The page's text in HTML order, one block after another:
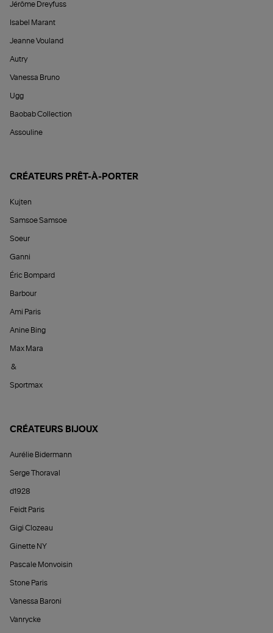
Jérôme Dreyfuss
Isabel Marant
Jeanne Vouland
Autry
Vanessa Bruno
Ugg
Baobab Collection
Assouline
CRÉATEURS PRÊT-À-PORTER
Kujten
Samsoe Samsoe
Soeur
Ganni
Éric Bompard
Barbour
Ami Paris
Anine Bing
Max Mara
&
Sportmax
CRÉATEURS BIJOUX
Aurélie Bidermann
Serge Thoraval
d1928
Feidt Paris
Gigi Clozeau
Ginette NY
Pascale Monvoisin
Stone Paris
Vanessa Baroni
Vanrycke